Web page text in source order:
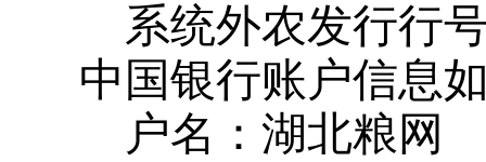
系统外农发行行
中国银行账户信息
户名：湖北粮网